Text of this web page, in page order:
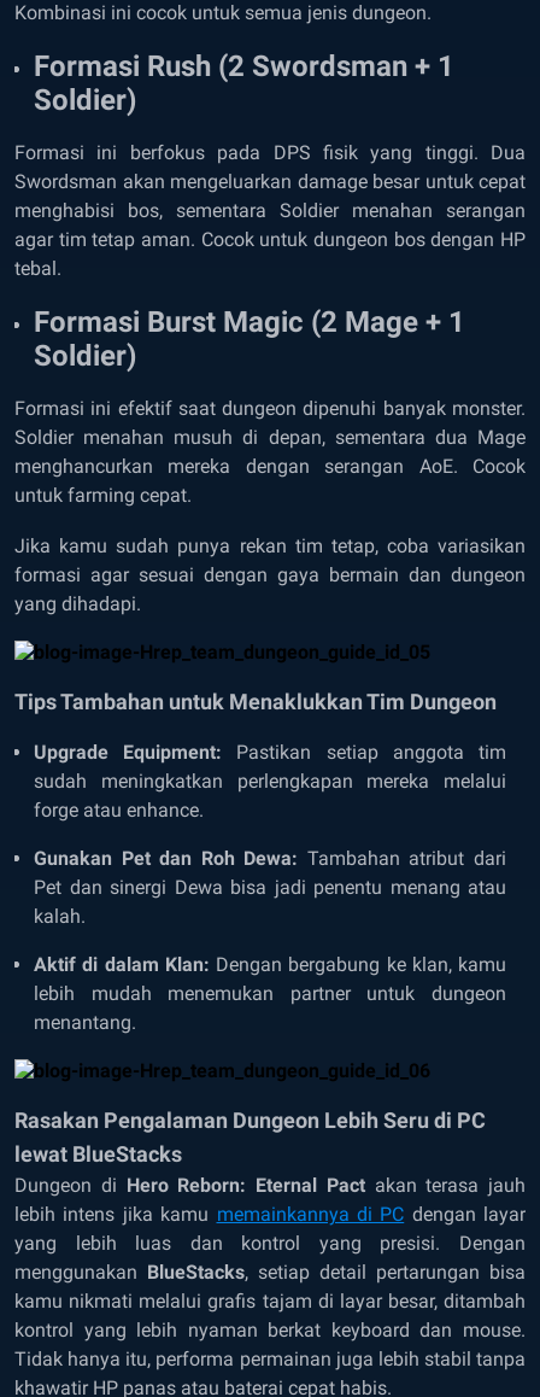
Kombinasi ini cocok untuk semua jenis dungeon.
Formasi Rush (2 Swordsman + 1
Soldier)
Formasi ini berfokus pada DPS fisik yang tinggi. Dua
Swordsman akan mengeluarkan damage besar untuk cepat
menghabisi bos, sementara Soldier menahan serangan
agar tim tetap aman. Cocok untuk dungeon bos dengan HP
tebal.
Formasi Burst Magic (2 Mage + 1
Soldier)
Formasi ini efektif saat dungeon dipenuhi banyak monster.
Soldier menahan musuh di depan, sementara dua Mage
menghancurkan mereka dengan serangan AoE. Cocok
untuk farming cepat.
Jika kamu sudah punya rekan tim tetap, coba variasikan
formasi agar sesuai dengan gaya bermain dan dungeon
yang dihadapi.
Tips Tambahan untuk Menaklukkan Tim Dungeon
Upgrade Equipment: Pastikan setiap anggota tim
sudah meningkatkan perlengkapan mereka melalui
forge atau enhance.
Gunakan Pet dan Roh Dewa: Tambahan atribut dari
Pet dan sinergi Dewa bisa jadi penentu menang atau
kalah.
Aktif di dalam Klan: Dengan bergabung ke klan, kamu
lebih mudah menemukan partner untuk dungeon
menantang.
Rasakan Pengalaman Dungeon Lebih Seru di PC
lewat BlueStacks
Dungeon di Hero Reborn: Eternal Pactakan terasa jauh
lebih intens jika kamu memainkannya di PC dengan layar
yang lebih luas dan kontrol yang presisi. Dengan
menggunakan BlueStacks, setiap detail pertarungan bisa
kamu nikmati melalui grafis tajam di layar besar, ditambah
kontrol yang lebih nyaman berkat keyboard dan mouse.
Tidak hanya itu, performa permainan juga lebih stabil tanpa
khawatir HP panas atau baterai cepat habis.